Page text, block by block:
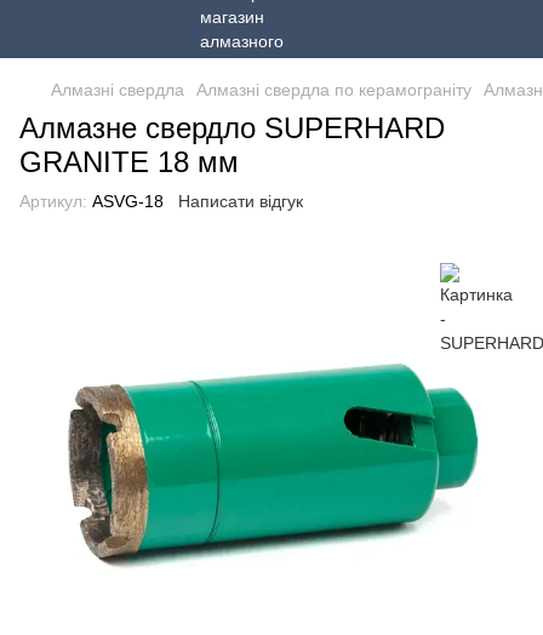
Алмазні свердла Алмазні свердла по керамограніту
Алмазне свердло SUPERHARD
GRANITE 18 мм
Артикул: ASVG-18 Написати відгук